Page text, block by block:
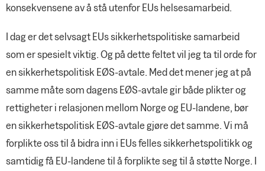
konsekvensene av å stå utenfor EUs helsesamarbeid.
I dag er det selvsagt EUs sikkerhetspolitiske samarbeid
som er spesielt viktig. Og på dette feltet vil jeg ta til orde for
en sikkerhetspolitisk EØS-avtale. Med det mener jeg at på
samme måte som dagens EØS-avtale gir både plikter og
rettigheter i relasjonen mellom Norge og EU-landene, bør
en sikkerhetspolitisk EØS-avtale gjøre det samme. Vi må
forplikte oss til å bidra inn i EUs felles sikkerhetspolitikk og
samtidig få EU-landene til å forplikte seg til å støtte Norge. I